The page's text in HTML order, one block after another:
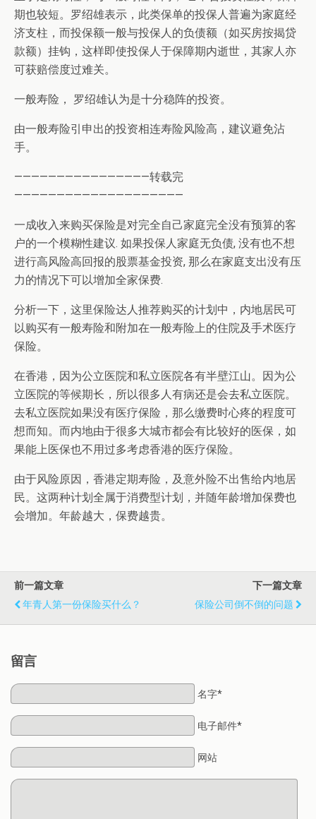
期也较短。罗绍雄表示，此类保单的投保人普遍为家庭经
济支柱，而投保额一般与投保人的负债额（如买房按揭贷
款额）挂钩，这样即使投保人于保障期内逝世，其家人亦
可获赔偿度过难关。
一般寿险， 罗绍雄认为是十分稳阵的投资。
由一般寿险引申出的投资相连寿险风险高，建议避免沾
手。
————————————————转载完
————————————————————
一成收入来购买保险是对完全自己家庭完全没有预算的客
户的一个模糊性建议. 如果投保人家庭无负债, 没有也不想
进行高风险高回报的股票基金投资, 那么在家庭支出没有压
力的情况下可以增加全家保费.
分析一下，这里保险达人推荐购买的计划中，内地居民可
以购买有一般寿险和附加在一般寿险上的住院及手术医疗
保险。
在香港，因为公立医院和私立医院各有半壁江山。因为公
立医院的等候期长，所以很多人有病还是会去私立医院。
去私立医院如果没有医疗保险，那么缴费时心疼的程度可
想而知。而内地由于很多大城市都会有比较好的医保，如
果能上医保也不用过多考虑香港的医疗保险。
由于风险原因，香港定期寿险，及意外险不出售给内地居
民。这两种计划全属于消费型计划，并随年龄增加保费也
会增加。年龄越大，保费越贵。
前一篇文章
年青人第一份保险买什么？
下一篇文章
保险公司倒不倒的问题
留言
名字*
电子邮件*
网站